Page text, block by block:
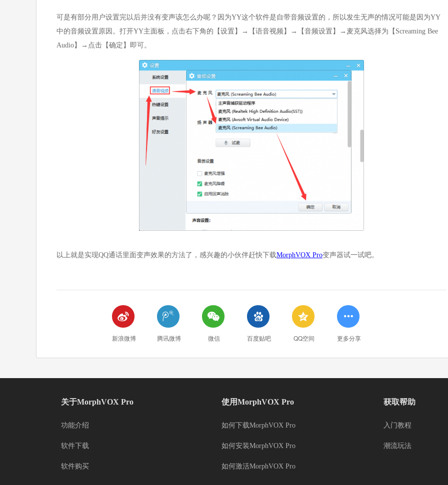
可是有部分用户设置完以后并没有变声该怎么办呢？因为YY这个软件是自带音频设置的，所以发生无声的情况可能是因为YY
中的音频设置原因。打开YY主面板，点击右下角的【设置】→【语音视频】→【音频设置】→麦克风选择为【Screaming Bee
Audio】→点击【确定】即可。
以上就是实现QQ通话里面变声效果的方法了，感兴趣的小伙伴赶快下载MorphVOX Pro变声器试一试吧。

新浪微博

腾讯微博

微信

百度贴吧

QQ空间

更多分享
关于MorphVOX Pro
功能介绍
软件下载
软件购买
使用MorphVOX Pro
如何下载MorphVOX Pro
如何安装MorphVOX Pro
如何激活MorphVOX Pro
获取帮助
入门教程
潮流玩法